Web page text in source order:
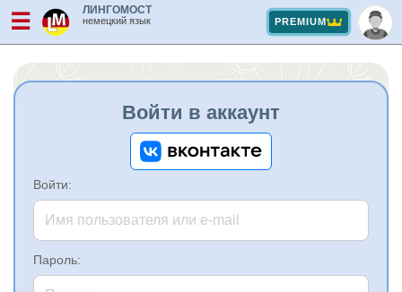
☰ ЛИНГОМОСТ
немецкий язык PREMIUM
Войти в аккаунт
Войти:
Пароль: